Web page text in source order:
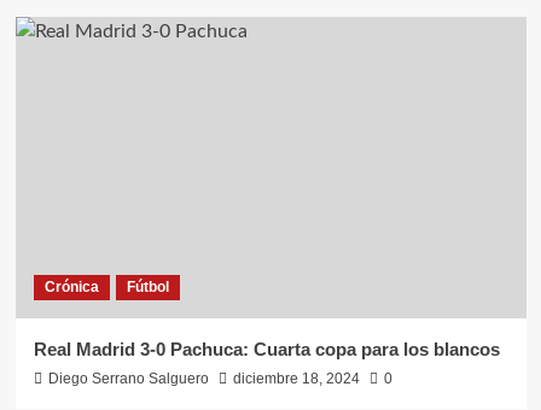
Crónica Fútbol
Real Madrid 3-0 Pachuca: Cuarta copa para los blancos
Diego Serrano Salguero diciembre 18, 2024 0